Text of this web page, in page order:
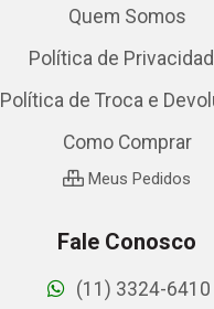
Quem Somos
Política de
Política de Troca e
Como Comprar
Meus Pedidos
Fale Conosco
(11) 3324-6410